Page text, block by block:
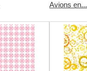
Avions en...